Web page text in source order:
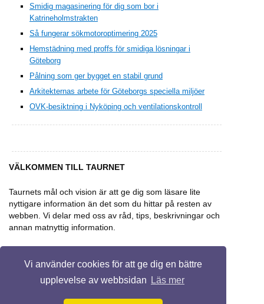
Vi använder cookies för att ge dig en bättre
upplevelse av webbsidan
Läs mer
Smidig magasinering för dig som bor i
Katrineholmstrakten
Så fungerar sökmotoroptimering 2025
Hemstädning med proffs för smidiga lösningar i
Göteborg
Pålning som ger bygget en stabil grund
Arkitekternas arbete för Göteborgs speciella miljöer
OVK-besiktning i Nyköping och ventilationskontroll
VÄLKOMMEN TILL TAURNET
Taurnets mål och vision är att ge dig som läsare lite
nyttigare information än det som du hittar på resten av
webben. Vi delar med oss av råd, tips, beskrivningar och
annan matnyttig information.